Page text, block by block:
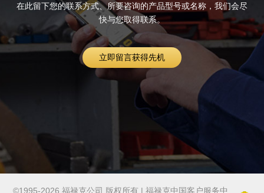
在此留下您的联系方式、所要咨询的产品型号或名称，我们会尽
快与您取得联系。
立即留言获得先机
©1995-2026 福禄克公司 版权所有 | 福禄克中国客户服务中